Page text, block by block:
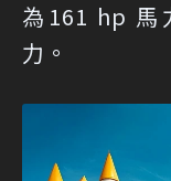
為161 hp 馬
力。